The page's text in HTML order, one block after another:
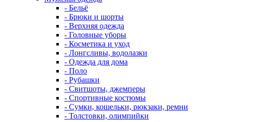
- Бельё
- Брюки и шорты
- Верхняя одежда
- Головные уборы
- Косметика и уход
- Лонгсливы, водолазки
- Одежда для дома
- Поло
- Рубашки
- Свитшоты, джемперы
- Спортивные костюмы
- Сумки, кошельки, рюкзаки, ремни
- Толстовки, олимпийки